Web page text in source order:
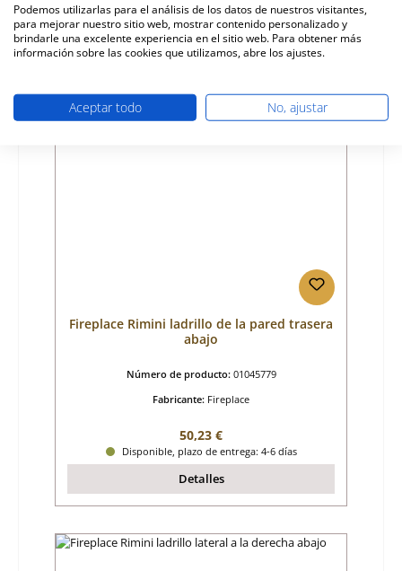
Precio normal:
50,23 €
Disponible, plazo de entrega: 4-6 días
Fireplace Rimini ladrillo de la pared trasera
abajo
Número de producto: 01045779
Fabricante: Fireplace
Precio normal:
50,23 €
Disponible, plazo de entrega: 4-6 días
Detalles
Podemos utilizarlas para el análisis de los datos de nuestros visitantes,
para mejorar nuestro sitio web, mostrar contenido personalizado y
brindarle una excelente experiencia en el sitio web. Para obtener más
información sobre las cookies que utilizamos, abre los ajustes.
Aceptar todo No, ajustar